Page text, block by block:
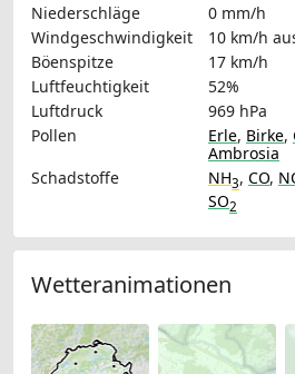
Niederschläge
0 mm/h
Windgeschwindigkeit
10 km/h
Böenspitze
17 km/h
Luftfeuchtigkeit
52%
Luftdruck
969 hPa
Pollen
Erle, Birke,
Ambrosia
Schadstoffe
NH3, CO,
SO2
Wetteranimationen